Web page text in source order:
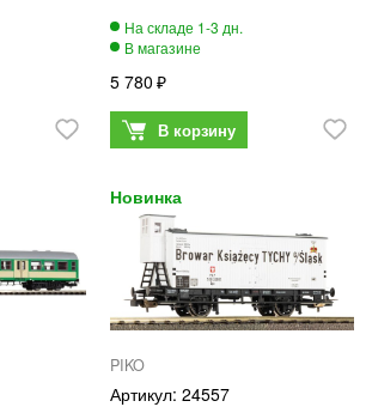
5 780
PIKO
24557